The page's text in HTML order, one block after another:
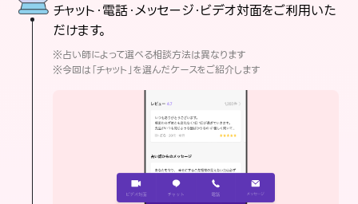
チャット・電話・メッセージ・ビデオ対面をご利用いた
だけます。
※占い師によって選べる相談方法は異なります
※今回は「チャット」を選んだケースをご紹介します